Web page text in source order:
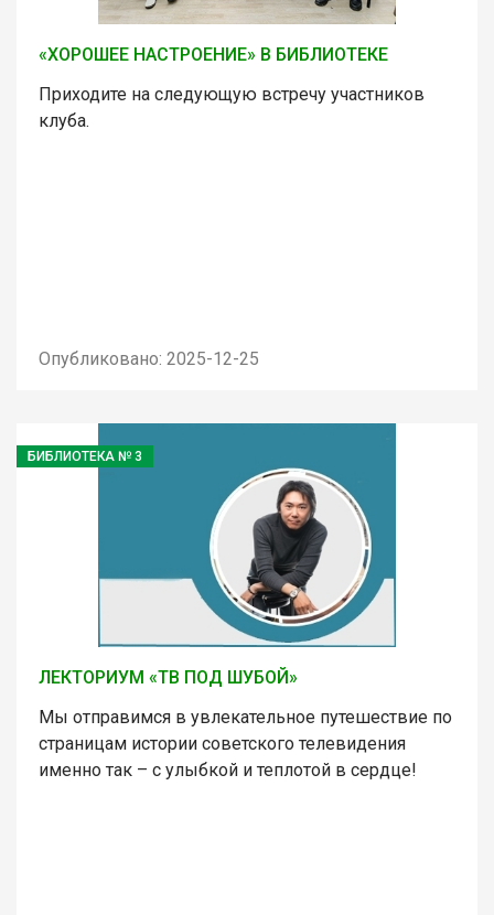
«ХОРОШЕЕ НАСТРОЕНИЕ» В БИБЛИОТЕКЕ
Приходите на следующую встречу участников
клуба.
Опубликовано: 2025-12-25
БИБЛИОТЕКА № 3
ЛЕКТОРИУМ «ТВ ПОД ШУБОЙ»
Мы отправимся в увлекательное путешествие по
страницам истории советского телевидения
именно так – с улыбкой и теплотой в сердце!